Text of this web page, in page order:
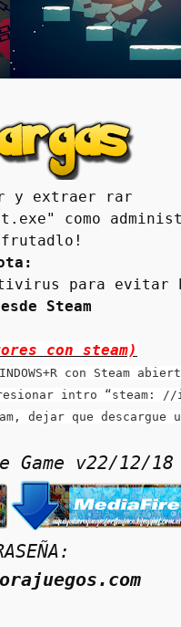
y extraer rar
como
para evitar
Steam
con steam)
con Steam
intro “steam: //
dejar que
Game v22/12/18